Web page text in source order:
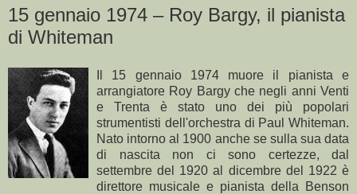
15 gennaio 1974 – Roy Bargy, il pianista
di Whiteman
Il 15 gennaio 1974 muore il pianista e
arrangiatore Roy Bargy che negli anni Venti
e Trenta è stato uno dei più popolari
strumentisti dell'orchestra di Paul Whiteman.
Nato intorno al 1900 anche se sulla sua data
di nascita non ci sono certezze, dal
settembre del 1920 al dicembre del 1922 è
direttore musicale e pianista della Benson